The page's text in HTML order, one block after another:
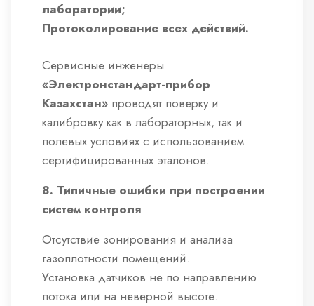
лаборатории;
Протоколирование всех действий.
Сервисные инженеры
«Электронстандарт-прибор
Казахстан» проводят поверку и
калибровку как в лабораторных, так и
полевых условиях с использованием
сертифицированных эталонов.
8. Типичные ошибки при построении
систем контроля
Отсутствие зонирования и анализа
газоплотности помещений.
Установка датчиков не по направлению
потока или на неверной высоте.